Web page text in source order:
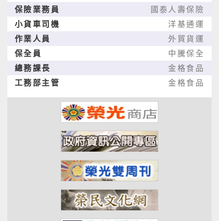
保險業務員
國泰人壽保險
小貨車司機
洋基通運
作業人員
外貿貨運
保全員
中騰保全
總務課長
金格食品
工務部主管
金格食品